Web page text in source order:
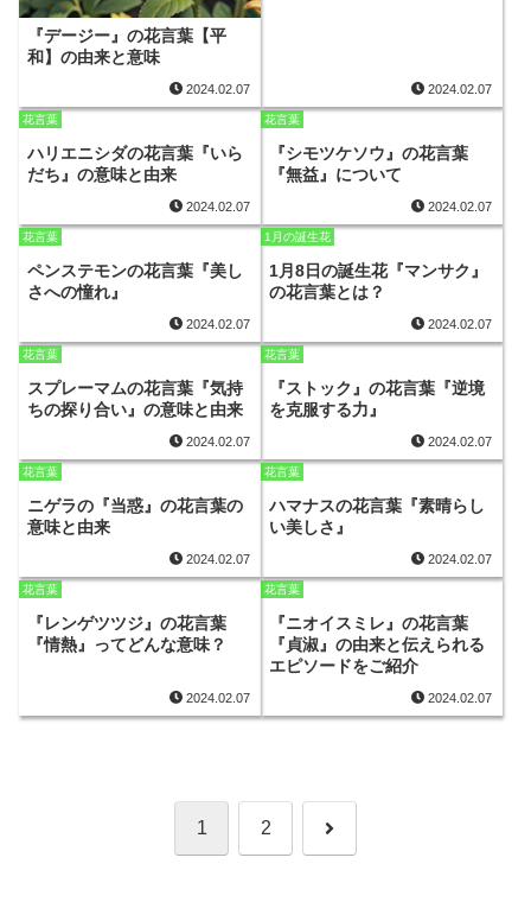
『デージー』の花言葉【平
和】の由来と意味
2024.02.07 2024.02.07
花言葉
ハリエニシダの花言葉『いら
だち』の意味と由来
2024.02.07
花言葉
『シモツケソウ』の花言葉
『無益』について
2024.02.07
花言葉
ペンステモンの花言葉『美し
さへの憧れ』
2024.02.07
1月の誕生花
1月8日の誕生花『マンサク』
の花言葉とは？
2024.02.07
花言葉
スプレーマムの花言葉『気持
ちの探り合い』の意味と由来
2024.02.07
花言葉
『ストック』の花言葉『逆境
を克服する力』
2024.02.07
花言葉
ニゲラの『当惑』の花言葉の
意味と由来
2024.02.07
花言葉
ハマナスの花言葉『素晴らし
い美しさ』
2024.02.07
花言葉
『レンゲツツジ』の花言葉
『情熱』ってどんな意味？
2024.02.07
花言葉
『ニオイスミレ』の花言葉
『貞淑』の由来と伝えられる
エピソードをご紹介
2024.02.07
1 2 次